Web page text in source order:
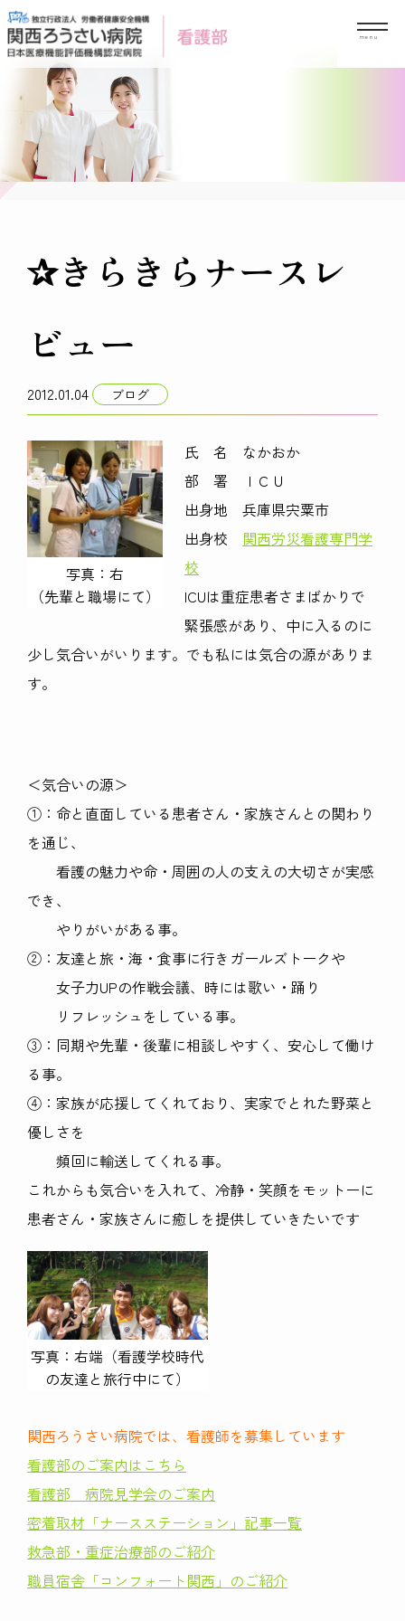
Skip
to
content
✰きらきらナースレ
ビュー
2012.01.04 ブログ
写真：右
（先輩と職場にて）
氏 名 なかおか
部 署 ＩＣＵ
出身地 兵庫県宍粟市
出身校 関西労災看護専門学
校
ICUは重症患者さまばかりで
緊張感があり、中に入るのに
少し気合いがいります。でも私には気合の源がありま
す。
＜気合いの源＞
①：命と直面している患者さん・家族さんとの関わり
を通じ、
看護の魅力や命・周囲の人の支えの大切さが実感
でき、
やりがいがある事。
②：友達と旅・海・食事に行きガールズトークや
女子力UPの作戦会議、時には歌い・踊り
リフレッシュをしている事。
③：同期や先輩・後輩に相談しやすく、安心して働け
る事。
④：家族が応援してくれており、実家でとれた野菜と
優しさを
頻回に輸送してくれる事。
これからも気合いを入れて、冷静・笑顔をモットーに
患者さん・家族さんに癒しを提供していきたいです
写真：右端（看護学校時代
の友達と旅行中にて）
関西ろうさい病院では、看護師を募集しています
看護部のご案内はこちら
看護部 病院見学会のご案内
密着取材「ナースステーション」記事一覧
救急部・重症治療部のご紹介
職員宿舎「コンフォート関西」のご紹介